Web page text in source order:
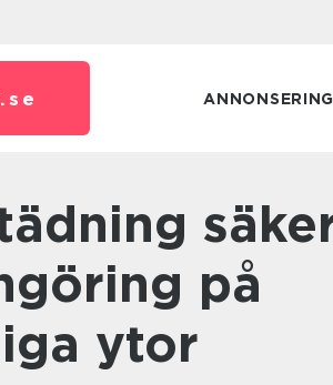
se ANNONSERING
på
ytor